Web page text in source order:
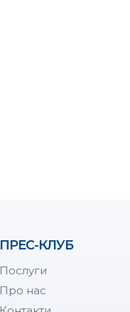
ПРЕС-КЛУБ
Послуги
Про нас